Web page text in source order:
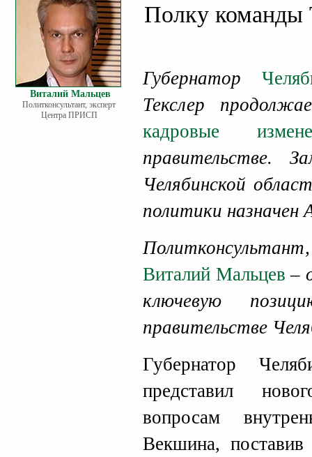
Виталий Мальцев
Политконсультант, эксперт
Центра ПРИСП
Полку команды
Губернатор
Текслер
кадровые
правительстве.
Челябинской
политики
Виталий Мальцев –
ключевую
правительстве
Губернатор
представил
вопросам
Векшина,